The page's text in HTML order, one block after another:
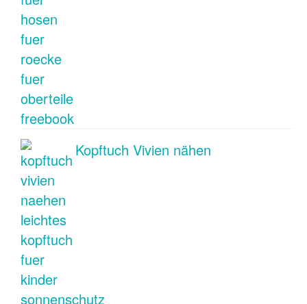
Kopftuch Vivien nähen